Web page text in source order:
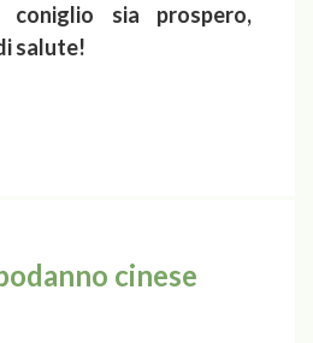
sia prospero,
salute!
cinese